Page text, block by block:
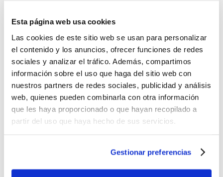
Esta página web usa cookies
Las cookies de este sitio web se usan para personalizar
el contenido y los anuncios, ofrecer funciones de redes
sociales y analizar el tráfico. Además, compartimos
información sobre el uso que haga del sitio web con
nuestros partners de redes sociales, publicidad y análisis
web, quienes pueden combinarla con otra información
que les haya proporcionado o que hayan recopilado a
partir del uso que haya hecho de sus servicios.
Gestionar preferencias
FARMACIA LAGUNA VENTOSA, JOAQUINA
C. PROVENÇA, 459